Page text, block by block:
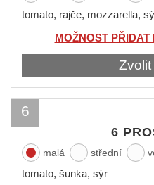
tomato, rajče, mozzarella,
MOŽNOST
6
malá střední
tomato, šunka, sýr
6